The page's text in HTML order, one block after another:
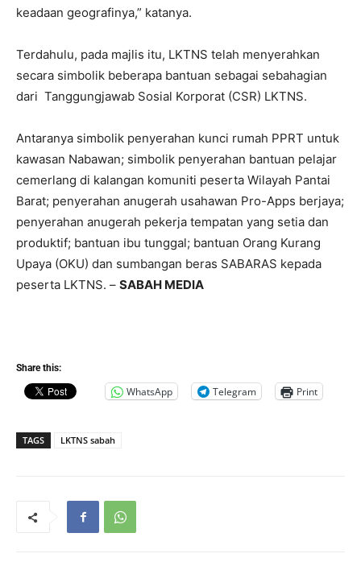
keadaan geografinya,” katanya.
Terdahulu, pada majlis itu, LKTNS telah menyerahkan
secara simbolik beberapa bantuan sebagai sebahagian
dari Tanggungjawab Sosial Korporat (CSR) LKTNS.
Antaranya simbolik penyerahan kunci rumah PPRT untuk
kawasan Nabawan; simbolik penyerahan bantuan pelajar
cemerlang di kalangan komuniti peserta Wilayah Pantai
Barat; penyerahan anugerah usahawan Pro-Apps berjaya;
penyerahan anugerah pekerja tempatan yang setia dan
produktif; bantuan ibu tunggal; bantuan Orang Kurang
Upaya (OKU) dan sumbangan beras SABARAS kepada
peserta LKTNS. – SABAH MEDIA
Share this:
WhatsApp Telegram Print
TAGS LKTNS sabah